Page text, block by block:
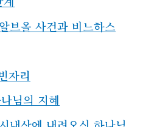
와 야빈, 오렙과 스엡, 세바와
요?
그 행실을 깨끗케 할까 - 말씀을
계